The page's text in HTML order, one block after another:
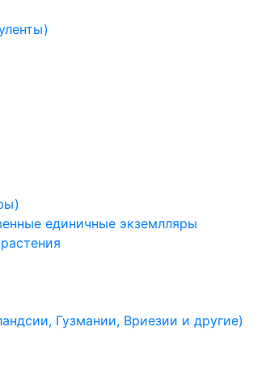
единичные экземлляры
Гузмании, Вриезии и другие)